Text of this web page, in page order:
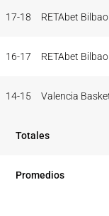
17-18 RETAbet
16-17 RETAbet
14-15 Valencia
Totales
Promedios